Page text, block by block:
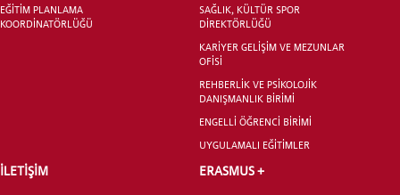
EĞİTİM PLANLAMA
KOORDİNATÖRLÜĞÜ
SAĞLIK, KÜLTÜR SPOR
DİREKTÖRLÜĞÜ
KARİYER GELİŞİM VE MEZUNLAR
OFİSİ
REHBERLİK VE PSİKOLOJİK
DANIŞMANLIK BİRİMİ
ENGELLİ ÖĞRENCİ BİRİMİ
UYGULAMALI EĞİTİMLER
İLETİŞİM ERASMUS +